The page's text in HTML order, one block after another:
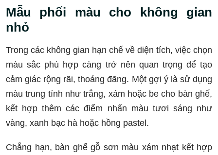
Mẫu phối màu cho không gian
nhỏ
Trong các không gian hạn chế về diện tích, việc chọn
màu sắc phù hợp càng trở nên quan trọng để tạo
cảm giác rộng rãi, thoáng đãng. Một gợi ý là sử dụng
màu trung tính như trắng, xám hoặc be cho bàn ghế,
kết hợp thêm các điểm nhấn màu tươi sáng như
vàng, xanh bạc hà hoặc hồng pastel.
Chẳng hạn, bàn ghế gỗ sơn màu xám nhạt kết hợp